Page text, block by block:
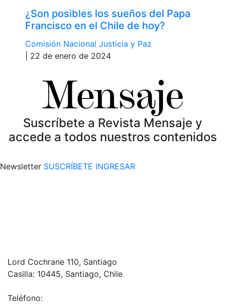
¿Son posibles los sueños del Papa
Francisco en el Chile de hoy?
Comisión Nacional Justicia y Paz
| 22 de enero de 2024
Suscríbete a Revista Mensaje y
accede a todos nuestros contenidos
Newsletter SUSCRÍBETE INGRESAR
Lord Cochrane 110, Santiago
Casilla: 10445, Santiago, Chile
Teléfono: